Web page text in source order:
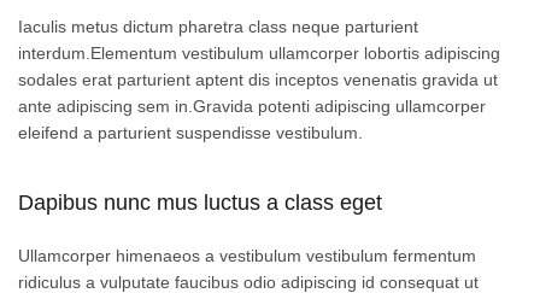
Iaculis metus dictum pharetra class neque parturient
interdum.Elementum vestibulum ullamcorper lobortis adipiscing
sodales erat parturient aptent dis inceptos venenatis gravida ut
ante adipiscing sem in.Gravida potenti adipiscing ullamcorper
eleifend a parturient suspendisse vestibulum.
Dapibus nunc mus luctus a class eget
Ullamcorper himenaeos a vestibulum vestibulum fermentum
ridiculus a vulputate faucibus odio adipiscing id consequat ut